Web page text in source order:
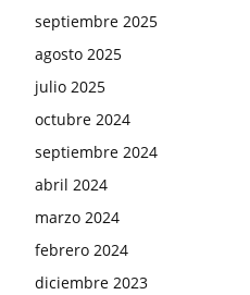
septiembre 2025
agosto 2025
julio 2025
octubre 2024
septiembre 2024
abril 2024
marzo 2024
febrero 2024
diciembre 2023